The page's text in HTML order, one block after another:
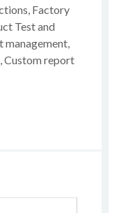
Factory
Test and
Custom report